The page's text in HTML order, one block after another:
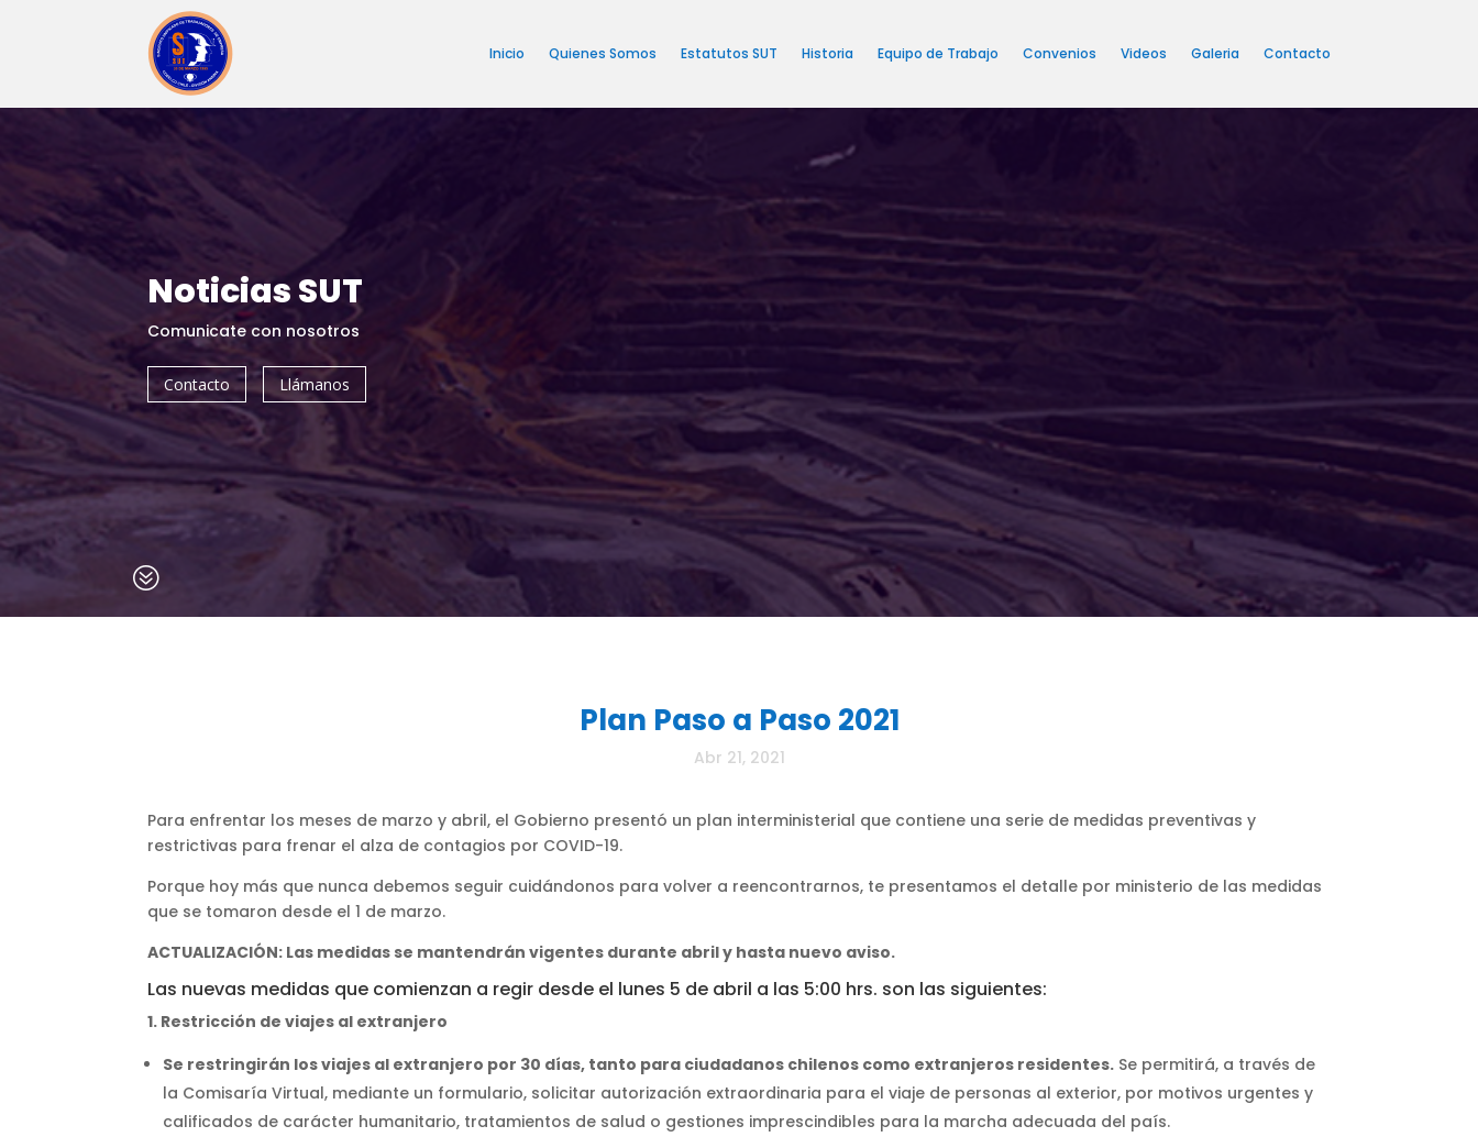
Inicio Quienes Somos Estatutos SUT Historia Equipo de Trabajo Convenios Videos Galeria Contacto
Noticias SUT
Comunicate con nosotros
Contacto Llámanos
?
Plan Paso a Paso 2021
Abr 21, 2021
Para enfrentar los meses de marzo y abril, el Gobierno presentó un plan interministerial que contiene una serie de medidas preventivas y
restrictivas para frenar el alza de contagios por COVID-19.
Porque hoy más que nunca debemos seguir cuidándonos para volver a reencontrarnos, te presentamos el detalle por ministerio de las medidas
que se tomaron desde el 1 de marzo.
ACTUALIZACIÓN: Las medidas se mantendrán vigentes durante abril y hasta nuevo aviso.
Las nuevas medidas que comienzan a regir desde el lunes 5 de abril a las 5:00 hrs. son las siguientes:
1. Restricción de viajes al extranjero
Se restringirán los viajes al extranjero por 30 días, tanto para ciudadanos chilenos como extranjeros residentes. Se permitirá, a través de
la Comisaría Virtual, mediante un formulario, solicitar autorización extraordinaria para el viaje de personas al exterior, por motivos urgentes y
calificados de carácter humanitario, tratamientos de salud o gestiones imprescindibles para la marcha adecuada del país.